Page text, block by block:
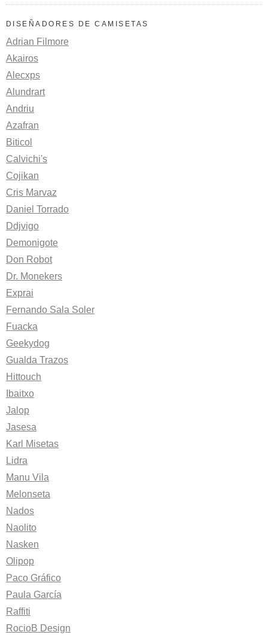
DISEÑADORES DE CAMISETAS
Adrian Filmore
Akairos
Alecxps
Alundrart
Andriu
Azafran
Biticol
Calvichi's
Cojikan
Cris Marvaz
Daniel Torrado
Ddjvigo
Demonigote
Don Robot
Dr. Monekers
Exprai
Fernando Sala Soler
Fuacka
Geekydog
Gualda Trazos
Hittouch
Ibaitxo
Jalop
Jasesa
Karl Misetas
Lidra
Manu Vila
Melonseta
Nados
Naolito
Nasken
Olipop
Paco Gráfico
Paula García
Raffiti
RocioB Design